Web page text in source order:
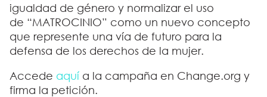
igualdad de género y normalizar el uso
de “MATROCINIO” como un nuevo concepto
que represente una vía de futuro para la
defensa de los derechos de la mujer.
Accede aquí a la campaña en Change.org y
firma la petición.